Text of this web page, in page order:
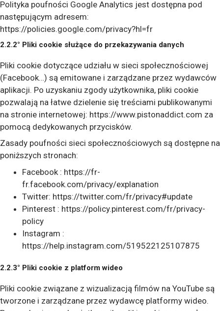
Polityka poufności Google Analytics jest dostępna pod
następującym adresem:
https://policies.google.com/privacy?hl=fr
2.2.2° Pliki cookie służące do przekazywania danych
Pliki cookie dotyczące udziału w sieci społecznościowej
(Facebook…) są emitowane i zarządzane przez wydawców
aplikacji. Po uzyskaniu zgody użytkownika, pliki cookie
pozwalają na łatwe dzielenie się treściami publikowanymi
na stronie internetowej: https://www.pistonaddict.com za
pomocą dedykowanych przycisków.
Zasady poufności sieci społecznościowych są dostępne na
poniższych stronach:
Facebook : https://fr-
fr.facebook.com/privacy/explanation
Twitter: https://twitter.com/fr/privacy#update
Pinterest : https://policy.pinterest.com/fr/privacy-
policy
Instagram :
https://help.instagram.com/519522125107875
2.2.3° Pliki cookie z platform wideo
Pliki cookie związane z wizualizacją filmów na YouTube są
tworzone i zarządzane przez wydawcę platformy wideo.